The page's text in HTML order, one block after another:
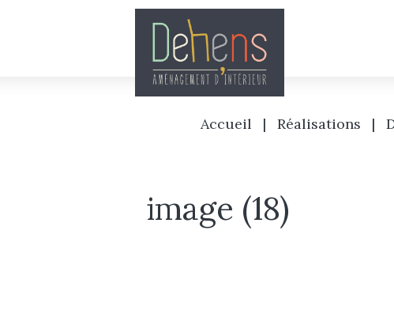
Accueil | Réalisations |
image (18)